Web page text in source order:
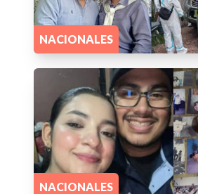
NACIONALES
NACIONALES